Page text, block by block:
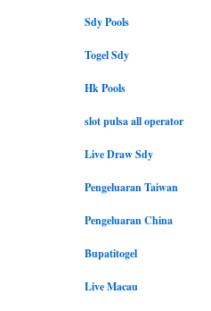
Sdy Pools
Togel Sdy
Hk Pools
slot pulsa all operator
Live Draw Sdy
Pengeluaran Taiwan
Pengeluaran China
Bupatitogel
Live Macau